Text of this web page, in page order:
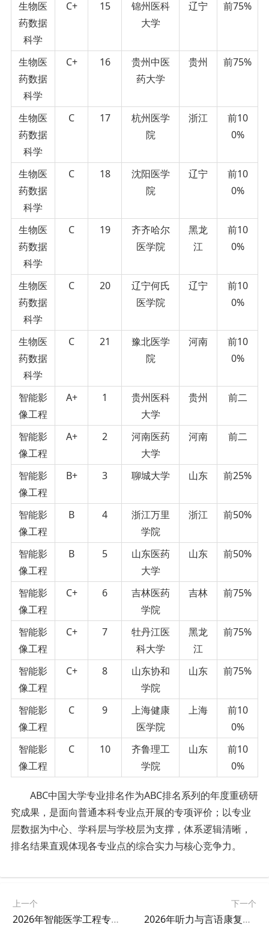
生物医
药数据
科学
C+ 15
锦州医科
大学
辽宁 前75%
生物医
药数据
科学
C+ 16
贵州中医
药大学
贵州 前75%
生物医
药数据
科学
C 17
杭州医学
院
浙江
前10
0%
生物医
药数据
科学
C 18
沈阳医学
院
辽宁
前10
0%
生物医
药数据
科学
C 19
齐齐哈尔
医学院
黑龙
江
前10
0%
生物医
药数据
科学
C 20
辽宁何氏
医学院
辽宁
前10
0%
生物医
药数据
科学
C 21
豫北医学
院
河南
前10
0%
智能影
像工程
A+ 1
贵州医科
大学
贵州 前二
智能影
像工程
A+ 2
河南医药
大学
河南 前二
智能影
像工程
B+ 3 聊城大学 山东 前25%
智能影
像工程
B 4
浙江万里
学院
浙江 前50%
智能影
像工程
B 5
山东医药
大学
山东 前50%
智能影
像工程
C+ 6
吉林医药
学院
吉林 前75%
智能影
像工程
C+ 7
牡丹江医
科大学
黑龙
江
前75%
智能影
像工程
C+ 8
山东协和
学院
山东 前75%
智能影
像工程
C 9
上海健康
医学院
上海
前10
0%
智能影
像工程
C 10
齐鲁理工
学院
山东
前10
0%
ABC中国大学专业排名作为ABC排名系列的年度重磅研
究成果，是面向普通本科专业点开展的专项评价；以专业
层数据为中心、学科层与学校层为支撑，体系逻辑清晰，
排名结果直观体现各专业点的综合实力与核心竞争力。
上一个
2026年智能医学工程专业大学排名
下一个
2026年听力与言语康复学专业大学排名